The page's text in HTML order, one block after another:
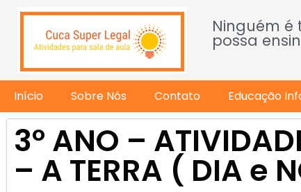
Ninguém
possa
Início Sobre Nós Contato Educação
3º ANO –
– A TERRA ( DIA e